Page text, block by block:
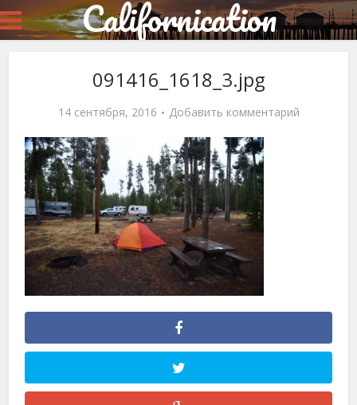
Californication
091416_1618_3.jpg
14 сентября, 2016 Добавить комментарий